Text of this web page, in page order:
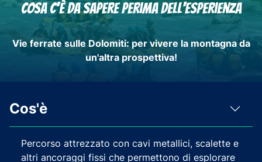
Cosa c'è da sapere perima dell'esperienza
Vie ferrate sulle Dolomiti: pervivere la montagnada
un'altra prospettiva!
Cos'è
Percorso attrezzato con cavi metallici, scalette e
altri ancoraggi fissi che permettono di esplorare